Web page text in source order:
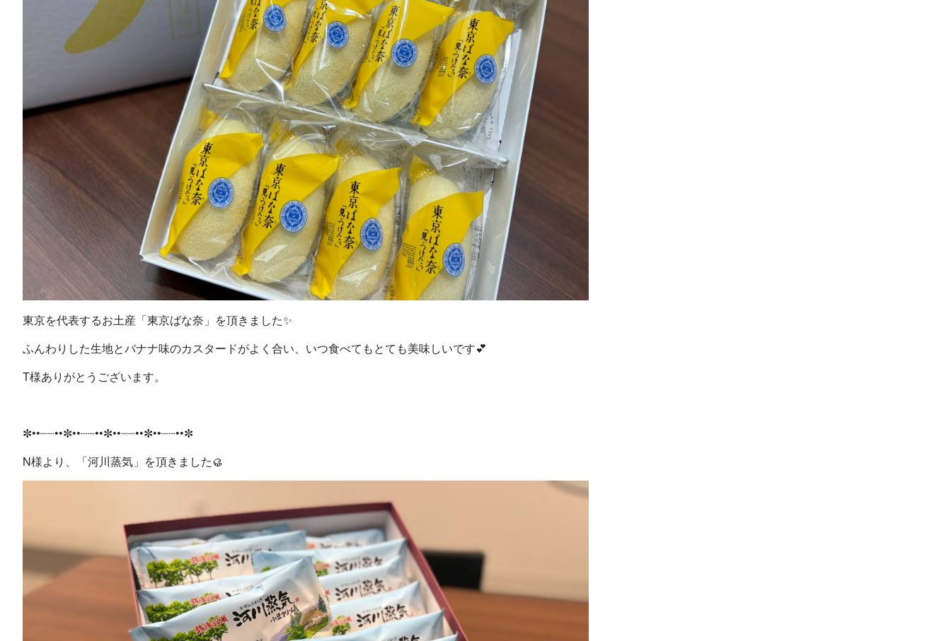
東京を代表するお土産「東京ばな奈」を頂きました✨
ふんわりした生地とバナナ味のカスタードがよく合い、いつ食べてもとても美味しいです💕
T様ありがとうございます。
✼••┈┈••✼••┈┈••✼••┈┈••✼••┈┈••✼
N様より、「河川蒸気」を頂きました🥮